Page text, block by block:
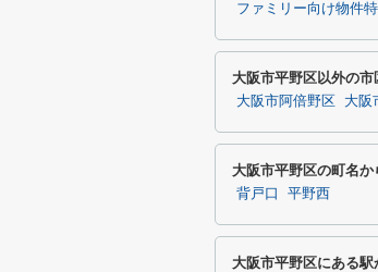
ファミリー向け物件
大阪市平野区以外の
大阪市阿倍野区 大阪
大阪市平野区の町名か
背戸口 平野西
大阪市平野区にある駅